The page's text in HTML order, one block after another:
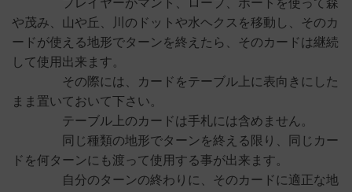
プレイヤーがマント、ロープ、ボートを使って森
や茂み、山や丘、川のドットや水ヘクスを移動し、そのカ
ードが使える地形でターンを終えたら、そのカードは継続
して使用出来ます。
その際には、カードをテーブル上に表向きにした
まま置いておいて下さい。
テーブル上のカードは手札には含めません。
同じ種類の地形でターンを終える限り、同じカー
ドを何ターンにも渡って使用する事が出来ます。
自分のターンの終わりに、そのカードに適正な地